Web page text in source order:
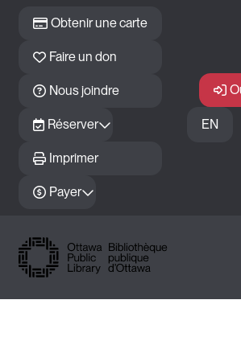
Obtenir une carte
Faire un don
Nous joindre
Réserver
Imprimer
Payer
EN